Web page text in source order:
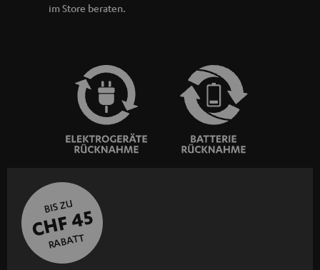
im Store beraten.
BIS ZU
CHF 45
RABATT